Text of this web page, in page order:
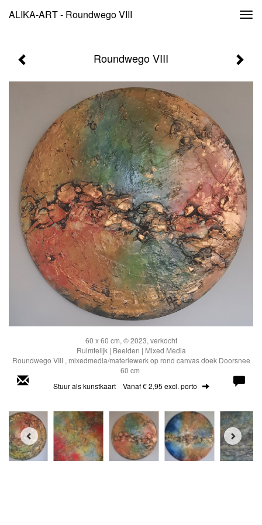
ALIKA-ART - Roundwego VIII
Roundwego VIII
60 x 60 cm, © 2023, verkocht
Ruimtelijk | Beelden | Mixed Media
Roundwego VIII , mixedmedia/materiewerk op rond canvas doek Doorsnee
60 cm
Stuur als kunstkaart Vanaf € 2,95 excl. porto